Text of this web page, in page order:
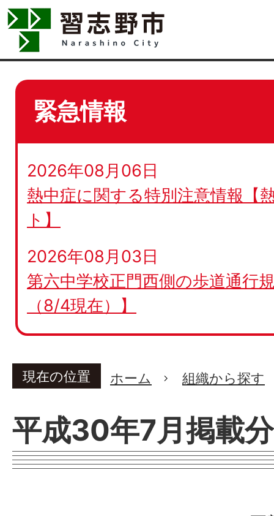
緊急情報
2026年08月06日
熱中症に関する特別注意情報【
ト】
2026年08月03日
第六中学校正門西側の歩道通行
（8/4現在）】
現在の位置 ホーム 組織から探す
平成30年7月掲載分